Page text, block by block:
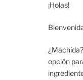
¡Holas!
opción